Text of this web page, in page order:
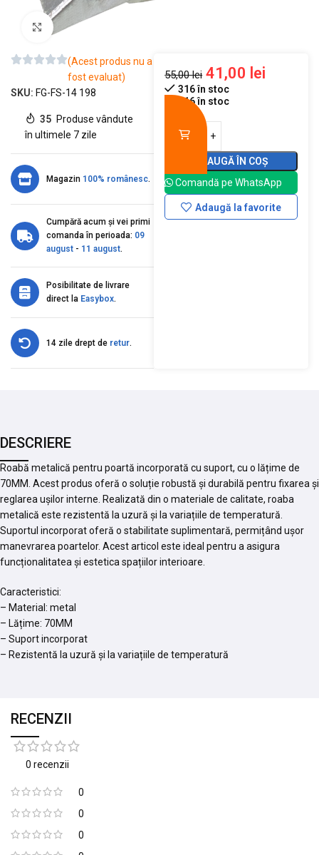
Mărește imaginea
(Acest produs nu a
fost evaluat)
SKU: FG-FS-14 198
35 Produse vândute
în ultimele 7 zile
Magazin 100% românesc.
Cumpără acum și vei primi
comanda în perioada: 09
august - 11 august.
Posibilitate de livrare
direct la Easybox.
14 zile drept de retur.
55,00lei 41,00 lei
316 în stoc
316 în stoc
ADAUGĂ ÎN COȘ
Comandă pe WhatsApp
Adaugă la favorite
DESCRIERE
Roabă metalică pentru poartă incorporată cu suport, cu o lățime de
70MM. Acest produs oferă o soluție robustă și durabilă pentru fixarea și
reglarea ușilor interne. Realizată din o materiale de calitate, roaba
metalică este rezistentă la uzură și la variațiile de temperatură.
Suportul incorporat oferă o stabilitate suplimentară, permițând ușor
manevrarea poartelor. Acest articol este ideal pentru a asigura
funcționalitatea și estetica spațiilor interioare.
Caracteristici:
– Material: metal
– Lățime: 70MM
– Suport incorporat
– Rezistentă la uzură și la variațiile de temperatură
RECENZII
0 recenzii
0
0
0